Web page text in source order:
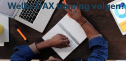
Welke DAX training volgen?